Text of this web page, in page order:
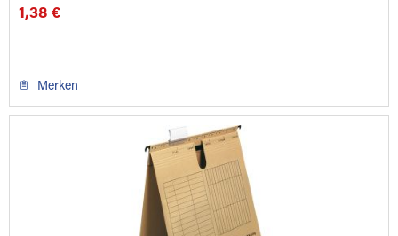
1,38 €
Merken